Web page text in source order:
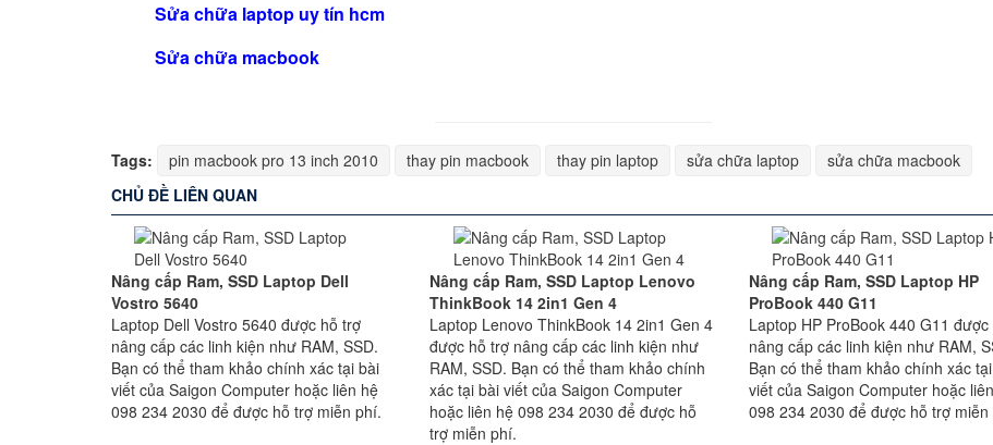
Sửa chữa laptop uy tín hcm
Sửa chữa macbook
Tags: pin macbook pro 13 inch 2010 thay pin macbook thay pin laptop sửa chữa laptop
sửa chữa macbook
CHỦ ĐỀ LIÊN QUAN
Nâng cấp Ram, SSD Laptop Dell
Vostro 5640
Laptop Dell Vostro 5640 được hỗ trợ
nâng cấp các linh kiện như RAM, SSD.
Bạn có thể tham khảo chính xác tại bài
viết của Saigon Computer hoặc liên hệ
098 234 2030 để được hỗ trợ miễn phí.
Nâng cấp Ram, SSD Laptop Lenovo
ThinkBook 14 2in1 Gen 4
Laptop Lenovo ThinkBook 14 2in1 Gen 4
được hỗ trợ nâng cấp các linh kiện như
RAM, SSD. Bạn có thể tham khảo chính
xác tại bài viết của Saigon Computer
hoặc liên hệ 098 234 2030 để được hỗ
trợ miễn phí.
Nâng cấp Ram, SSD Laptop HP
ProBook 440 G11
Laptop HP ProBook 440 G11
nâng cấp các linh kiện như RAM,
Bạn có thể tham khảo chính xác
viết của Saigon Computer hoặc
098 234 2030 để được hỗ trợ miễn